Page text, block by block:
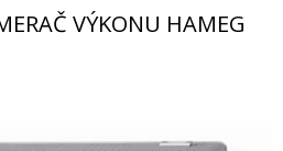
VÝKONU HAMEG